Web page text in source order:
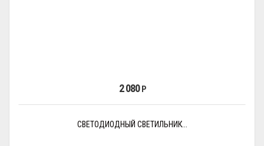
2 080 Р
СВЕТОДИОДНЫЙ СВЕТИЛЬНИК...